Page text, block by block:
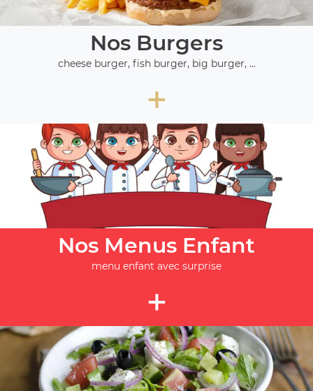
Nos Burgers
cheese burger, fish burger, big burger, ...
+
Nos Menus Enfant
menu enfant avec surprise
+